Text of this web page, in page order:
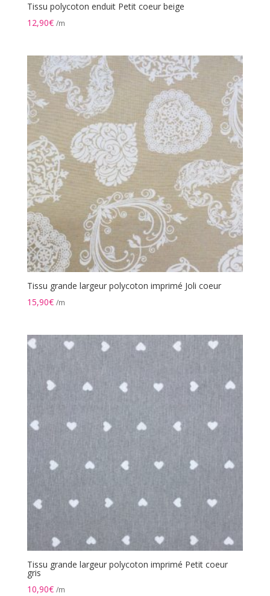
Tissu polycoton enduit Petit coeur beige
12,90€ /m
Tissu grande largeur polycoton imprimé Joli coeur
15,90€ /m
Tissu grande largeur polycoton imprimé Petit coeur
gris
10,90€ /m